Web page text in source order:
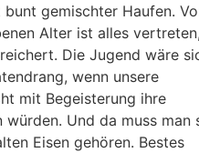
gemischter Haufen.
Alter ist alles
Die Jugend wäre
wenn unsere
mit Begeisterung ihre
Und da muss man
Eisen gehören. Bestes